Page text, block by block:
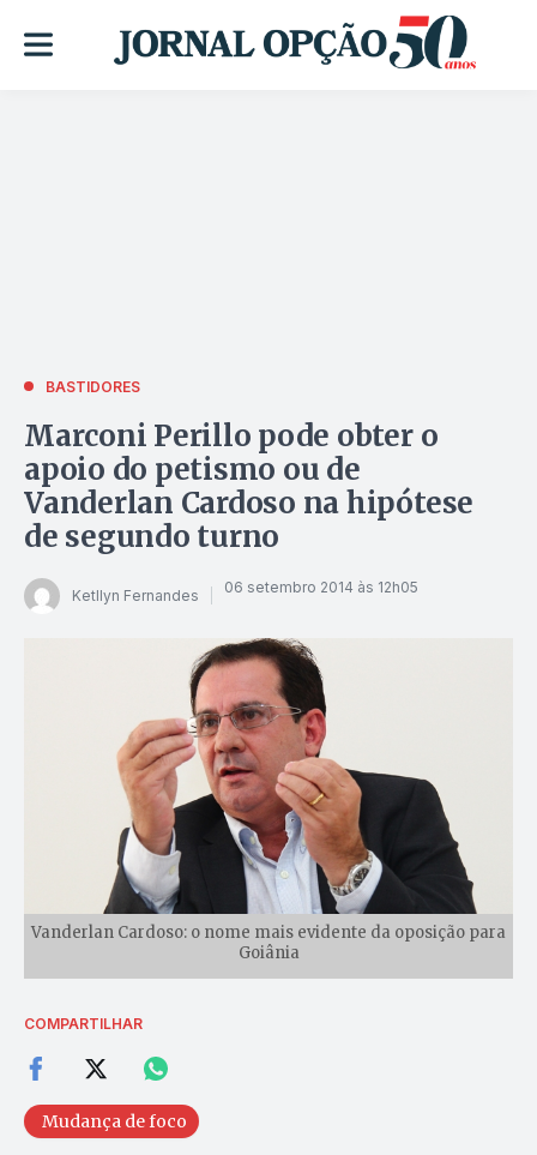
BASTIDORES
Marconi Perillo pode obter o
apoio do petismo ou de
Vanderlan Cardoso na hipótese
de segundo turno
Ketllyn Fernandes 06 setembro 2014 às 12h05
Vanderlan Cardoso: o nome mais evidente da oposição para
Goiânia
COMPARTILHAR
Mudança de foco